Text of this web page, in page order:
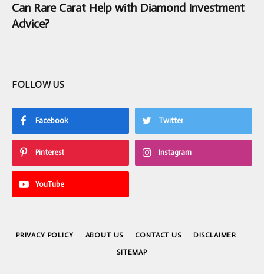
Can Rare Carat Help with Diamond Investment
Advice?
FOLLOW US
Facebook Twitter
Pinterest Instagram
YouTube
PRIVACY POLICY ABOUT US CONTACT US DISCLAIMER
SITEMAP